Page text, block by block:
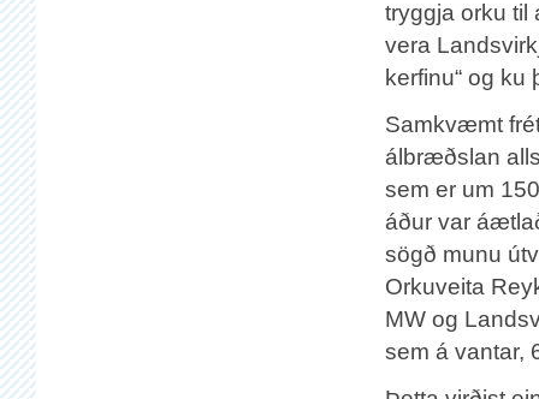
tryggja orku
vera
kerfinu“ og ku
Samkvæmt
álbræðslan
sem er um
áður var
sögð munu
Orkuveita
MW og
sem á vantar,